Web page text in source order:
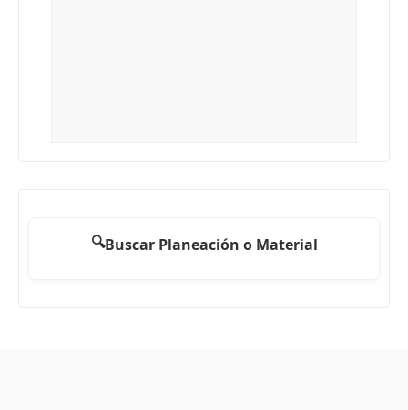
🔍Buscar Planeación o Material